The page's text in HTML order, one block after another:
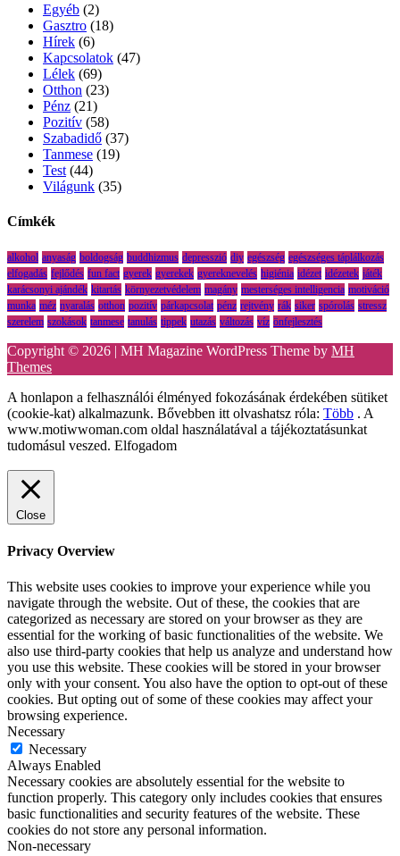
Egyéb (2)
Gasztro (18)
Hírek (6)
Kapcsolatok (47)
Lélek (69)
Otthon (23)
Pénz (21)
Pozitív (58)
Szabadidő (37)
Tanmese (19)
Test (44)
Világunk (35)
Címkék
alkohol anyaság boldogság buddhizmus depresszió diy egészség egészséges táplálkozás
elfogadás fejlődés fun fact gyerek gyerekek gyereknevelés higiénia idézet idézetek játék
karácsonyi ajándék kitartás környezetvédelem magány mesterséges intelligencia motiváció
munka méz nyaralás otthon pozitív párkapcsolat pénz rejtvény rák siker spórolás stressz
szerelem szokások tanmese tanulás tippek utazás változás víz önfejlesztés
Copyright © 2026 | MH Magazine WordPress Theme by MH
Themes
A honlapon a felhasználói élményed fokozásának érdekében sütiket
(cookie-kat) alkalmazunk. Bővebben itt olvashatsz róla: Több . A
www.motiwwoman.com oldal használatával a tájékoztatásunkat
tudomásul veszed. Elfogadom
Close
Privacy Overview
This website uses cookies to improve your experience while you
navigate through the website. Out of these, the cookies that are
categorized as necessary are stored on your browser as they are
essential for the working of basic functionalities of the website. We
also use third-party cookies that help us analyze and understand how
you use this website. These cookies will be stored in your browser
only with your consent. You also have the option to opt-out of these
cookies. But opting out of some of these cookies may affect your
browsing experience.
Necessary
Necessary
Always Enabled
Necessary cookies are absolutely essential for the website to
function properly. This category only includes cookies that ensures
basic functionalities and security features of the website. These
cookies do not store any personal information.
Non-necessary